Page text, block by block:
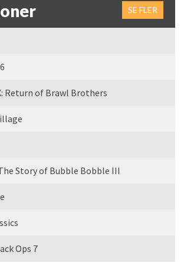
SE FLER
Return of Brawl Brothers
Story of Bubble Bobble III
Ops 7